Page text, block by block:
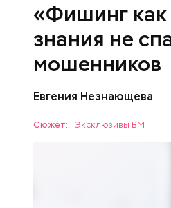
«Фишинг как
знания не
мошенников
Евгения Незнающева
Сюжет: Эксклюзивы ВМ